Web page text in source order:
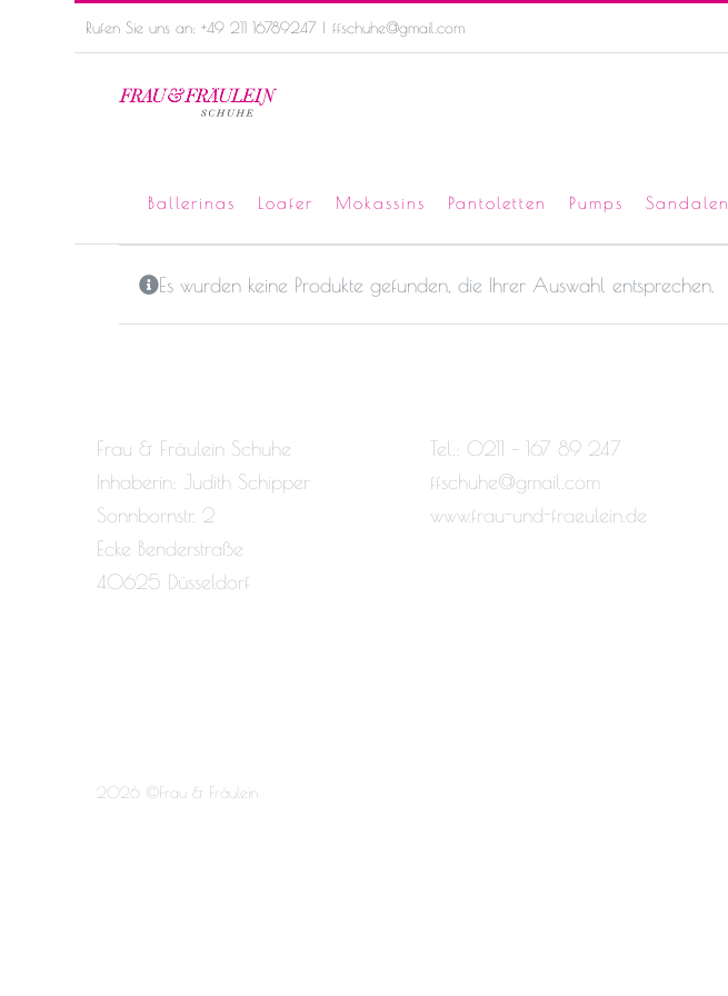
Rufen Sie uns an: +49 211 16789247 | ffschuhe@gmail.com
Ballerinas Loafer Mokassins Pantoletten Pumps Sandalen
Es wurden keine Produkte gefunden, die Ihrer Auswahl entsprechen.
Frau & Fräulein Schuhe
Inhaberin: Judith Schipper
Sonnbornstr. 2
Ecke Benderstraße
40625 Düsseldorf
Tel.: 0211 – 167 89 247
ffschuhe@gmail.com
www.frau-und-fraeulein.de
2026 ©Frau & Fräulein